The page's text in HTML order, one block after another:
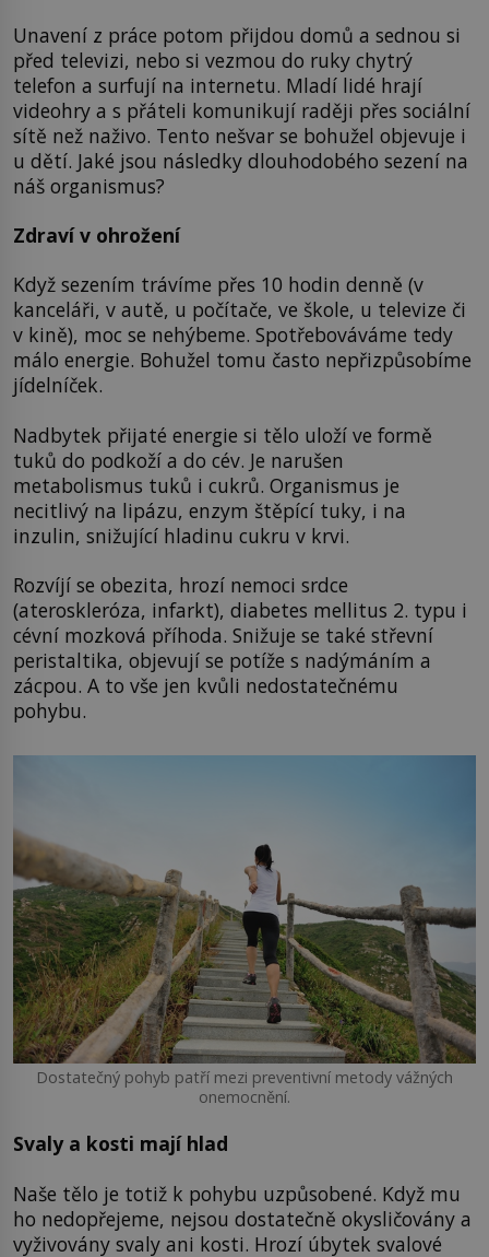
Unavení z práce potom přijdou domů a sednou si
před televizi, nebo si vezmou do ruky chytrý
telefon a surfují na internetu. Mladí lidé hrají
videohry a s přáteli komunikují raději přes sociální
sítě než naživo. Tento nešvar se bohužel objevuje i
u dětí. Jaké jsou následky dlouhodobého sezení na
náš organismus?
Zdraví v ohrožení
Když sezením trávíme přes 10 hodin denně (v
kanceláři, v autě, u počítače, ve škole, u televize či
v kině), moc se nehýbeme. Spotřebováváme tedy
málo energie. Bohužel tomu často nepřizpůsobíme
jídelníček.
Nadbytek přijaté energie si tělo uloží ve formě
tuků do podkoží a do cév. Je narušen
metabolismus tuků i cukrů. Organismus je
necitlivý na lipázu, enzym štěpící tuky, i na
inzulin, snižující hladinu cukru v krvi.
Rozvíjí se obezita, hrozí nemoci srdce
(ateroskleróza, infarkt), diabetes mellitus 2. typu i
cévní mozková příhoda. Snižuje se také střevní
peristaltika, objevují se potíže s nadýmáním a
zácpou. A to vše jen kvůli nedostatečnému
pohybu.
Dostatečný pohyb patří mezi preventivní metody vážných
onemocnění.
Svaly a kosti mají hlad
Naše tělo je totiž k pohybu uzpůsobené. Když mu
ho nedopřejeme, nejsou dostatečně okysličovány a
vyživovány svaly ani kosti. Hrozí úbytek svalové